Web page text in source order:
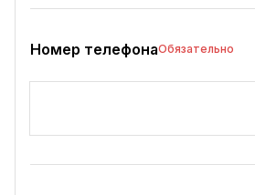
Номер телефонаОбязательно